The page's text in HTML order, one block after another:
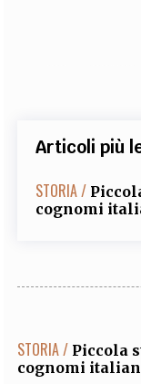
Articoli più
STORIA /
cognomi
STORIA / Piccola
cognomi